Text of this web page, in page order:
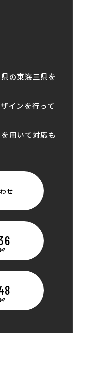
の東海三県を
インを行って
用いて対応も
せ
祝
祝